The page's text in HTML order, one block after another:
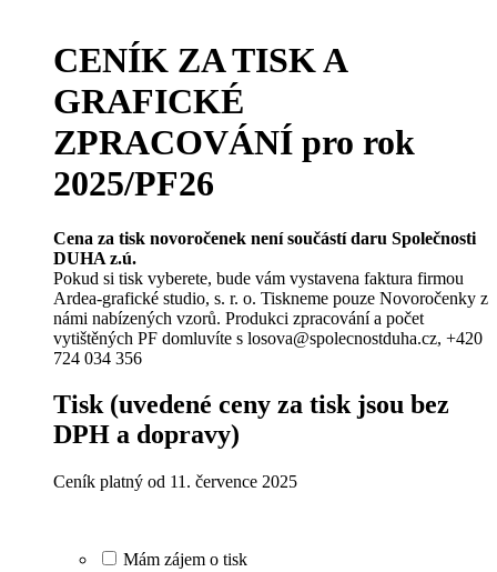
CENÍK ZA TISK A
GRAFICKÉ
ZPRACOVÁNÍ pro rok
2025/PF26
Cena za tisk novoročenek není součástí daru Společnosti
DUHA z.ú.
Pokud si tisk vyberete, bude vám vystavena faktura firmou
Ardea-grafické studio, s. r. o. Tiskneme pouze Novoročenky z
námi nabízených vzorů. Produkci zpracování a počet
vytištěných PF domluvíte s losova@spolecnostduha.cz, +420
724 034 356
Tisk(uvedené ceny za tisk jsou bez
DPH a dopravy)
Ceník platný od 11. července 2025
Mám zájem o tisk